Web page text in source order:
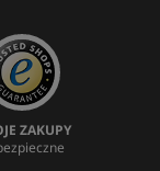
ZAKUPY